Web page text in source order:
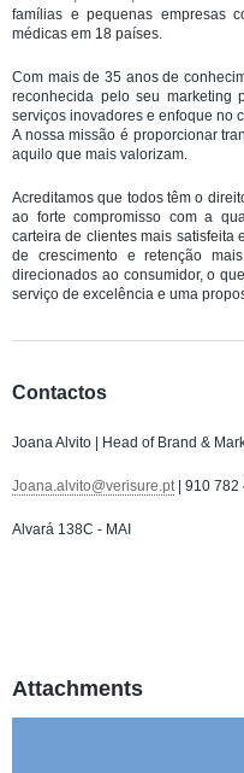
famílias e pequenas empresas
médicas em 18 países.
Com mais de 35 anos de
reconhecida pelo seu marketing
serviços inovadores e enfoque no
A nossa missão é proporcionar
aquilo que mais valorizam.
Acreditamos que todos têm o
ao forte compromisso com a
carteira de clientes mais satisfeita
de crescimento e retenção
direcionados ao consumidor, o
serviço de excelência e uma
Contactos
Joana Alvito | Head of Brand &
Joana.alvito@verisure.pt| 910 782
Alvará 138C - MAI
Attachments